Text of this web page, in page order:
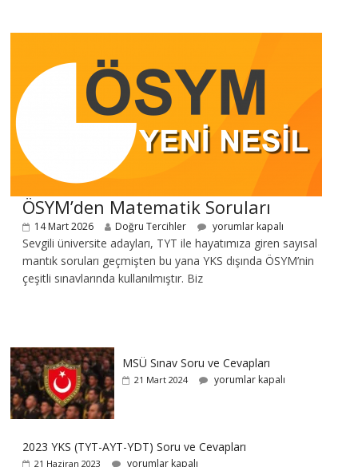
ÖSYM’den Matematik Soruları
14 Mart 2026 Doğru Tercihler yorumlar kapalı
Sevgili üniversite adayları, TYT ile hayatımıza giren sayısal
mantık soruları geçmişten bu yana YKS dışında ÖSYM’nin
çeşitli sınavlarında kullanılmıştır. Biz
MSÜ Sınav Soru ve Cevapları
21 Mart 2024 yorumlar kapalı
2023 YKS (TYT-AYT-YDT) Soru ve Cevapları
21 Haziran 2023 yorumlar kapalı